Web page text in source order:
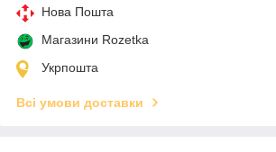
Нова Пошта
Магазини Rozetka
Укрпошта
Всі умови доставки